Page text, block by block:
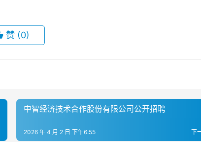
赞 (0)
中智经济技术合作股份有限公司公开招聘
下
2026 年 4 月 2 日 下午6:55